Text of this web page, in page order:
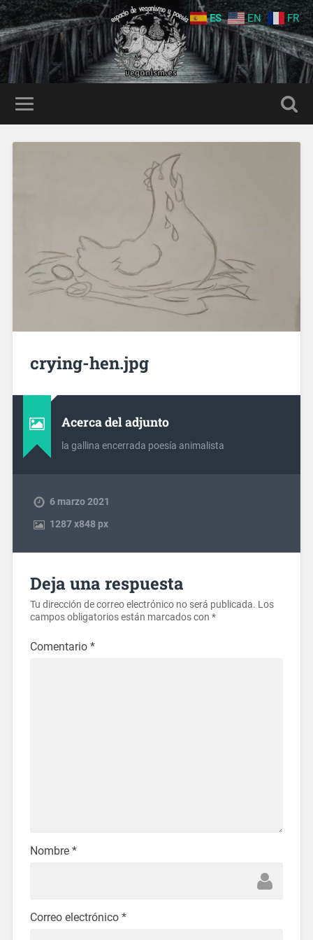
crying-hen.jpg
Acerca del adjunto
la gallina encerrada poesía animalista
6 marzo 2021
1287x848 px
Deja una respuesta
Tu dirección de correo electrónico no será publicada. Los
campos obligatorios están marcados con *
Comentario *
Nombre *
Correo electrónico *
ES EN FR